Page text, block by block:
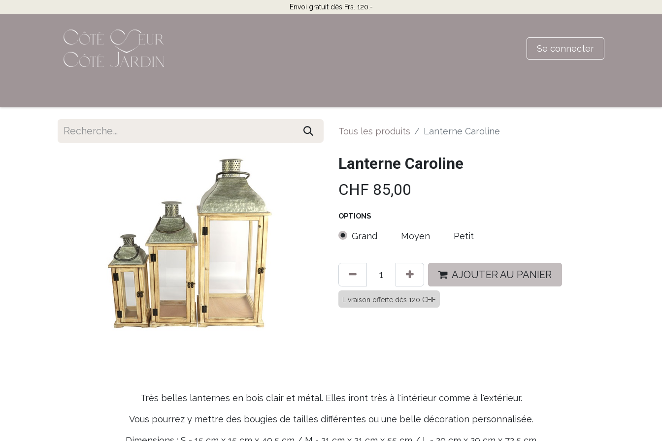
Envoi gratuit dès Frs. 120.-
Se connecter
Tous les produits Lanterne Caroline
Lanterne Caroline
CHF 85,00
OPTIONS
Grand Moyen Petit
AJOUTER AU PANIER
Livraison offerte dès 120 CHF
Très belles lanternes en bois clair et métal. Elles iront très à l'intérieur comme à l'extérieur.
Vous pourrez y mettre des bougies de tailles différentes ou une belle décoration personnalisée.